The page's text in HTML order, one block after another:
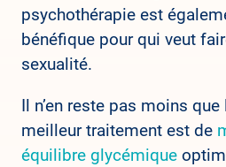
psychothérapie est
bénéfique pour qui veut
sexualité.
Il n’en reste pas moins
meilleur traitement est de
équilibre glycémique